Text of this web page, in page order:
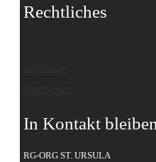
Rechtliches
In Kontakt
RG-ORG ST. URSULA